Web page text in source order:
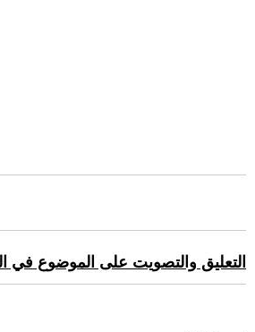
التعليق والتصويت على الموضوع في